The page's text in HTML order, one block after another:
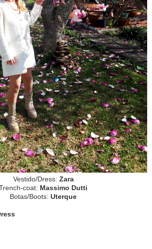
Vestido/Dress: Zara
coat: Massimo Dutti
Botas/Boots: Uterque